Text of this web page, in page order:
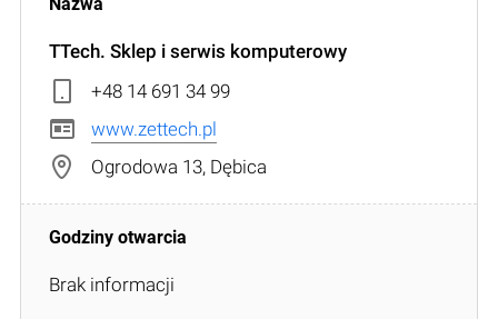
TTech. Sklep i serwis komputerowy
+48 14 691 34 99
www.zettech.pl
Ogrodowa 13, Dębica
Brak informacji